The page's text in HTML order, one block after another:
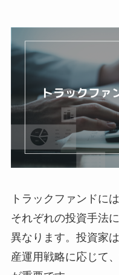
トラックファンドに
それぞれの投資手法
異なります。投資家
産運用戦略に応じて